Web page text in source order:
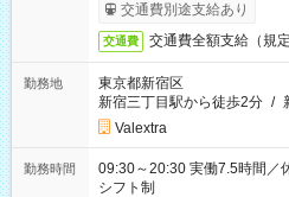
交通費別途支給あり
交通費 交通費全額支給（規定
勤務地
東京都新宿区
新宿三丁目駅から徒歩2分 /
Valextra
勤務時間
09:30～20:30 実働7.5時間／休憩1.5時間 営業時間に合わせた
シフト制